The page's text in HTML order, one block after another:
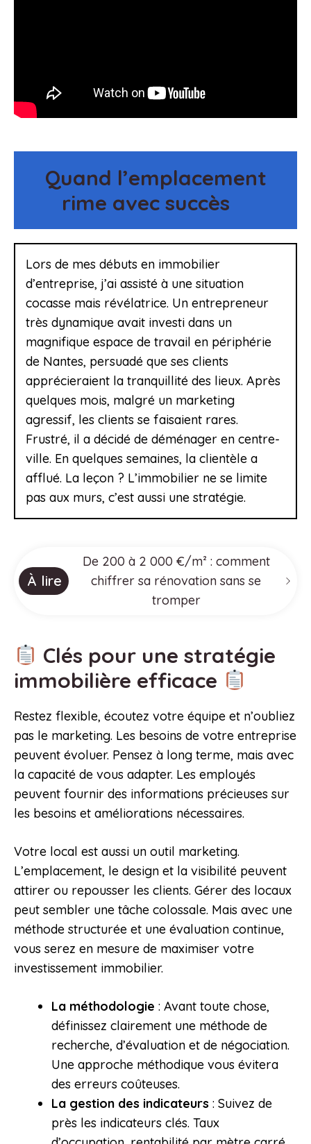
Quand l’emplacement
rime avec succès
Lors de mes débuts en immobilier
d’entreprise, j’ai assisté à une situation
cocasse mais révélatrice. Un entrepreneur
très dynamique avait investi dans un
magnifique espace de travail en périphérie
de Nantes, persuadé que ses clients
apprécieraient la tranquillité des lieux. Après
quelques mois, malgré un marketing
agressif, les clients se faisaient rares.
Frustré, il a décidé de déménager en centre-
ville. En quelques semaines, la clientèle a
afflué. La leçon ? L’immobilier ne se limite
pas aux murs, c’est aussi une stratégie.
À lire
De 200 à 2 000 €/m² : comment
chiffrer sa rénovation sans se
tromper
Clés pour une stratégie
immobilière efficace
Restez flexible, écoutez votre équipe et n’oubliez
pas le marketing. Les besoins de votre entreprise
peuvent évoluer. Pensez à long terme, mais avec
la capacité de vous adapter. Les employés
peuvent fournir des informations précieuses sur
les besoins et améliorations nécessaires.
Votre local est aussi un outil marketing.
L’emplacement, le design et la visibilité peuvent
attirer ou repousser les clients. Gérer des locaux
peut sembler une tâche colossale. Mais avec une
méthode structurée et une évaluation continue,
vous serez en mesure de maximiser votre
investissement immobilier.
La méthodologie : Avant toute chose,
définissez clairement une méthode de
recherche, d’évaluation et de négociation.
Une approche méthodique vous évitera
des erreurs coûteuses.
La gestion des indicateurs : Suivez de
près les indicateurs clés. Taux